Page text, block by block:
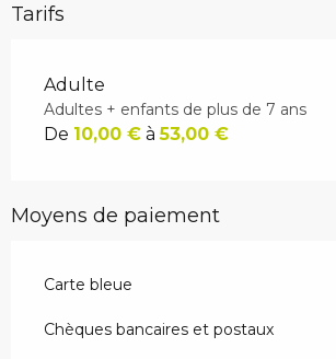
Tarifs
Adulte
Adultes + enfants de plus de 7 ans
De 10,00 € à53,00 €
Moyens de paiement
Carte bleue
Chèques bancaires et postaux